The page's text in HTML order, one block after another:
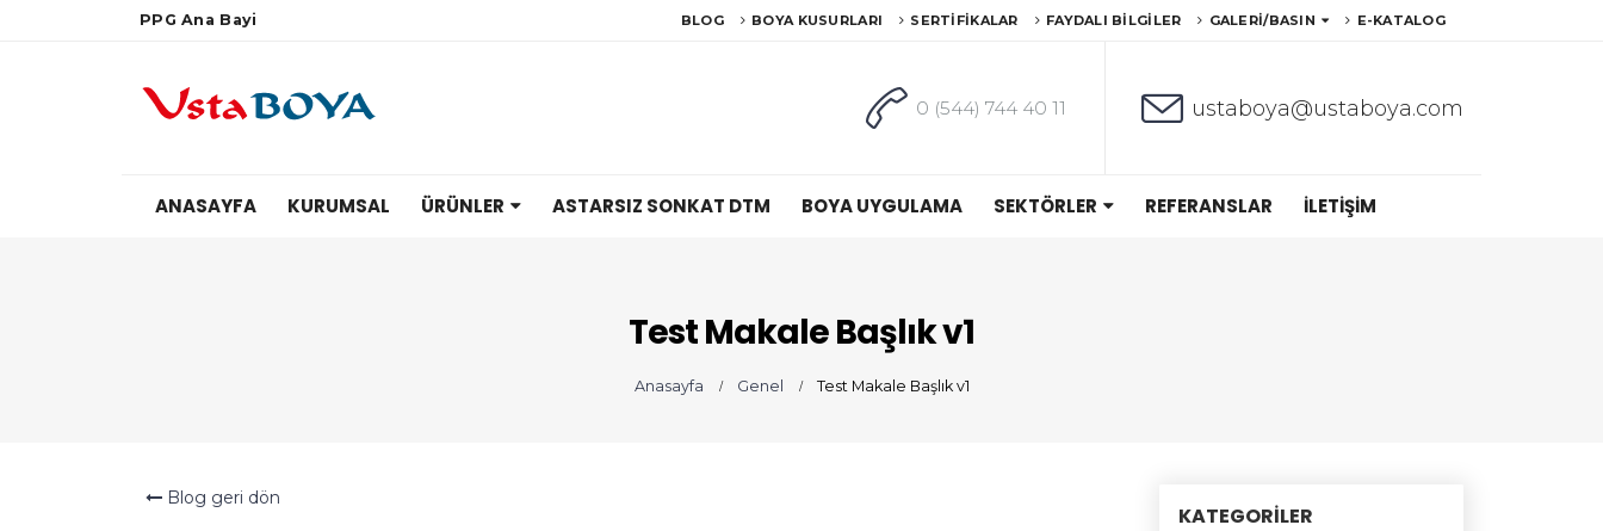
PPG Ana Bayi BLOG BOYA KUSURLARI SERTIFIKALAR FAYDALI BILGILER GALERI/BASIN E-KATALOG
0 (544) 744 40 11 ustaboya@ustaboya.com
ANASAYFA KURUMSAL ÜRÜNLER ASTARSIZ SONKAT DTM BOYA UYGULAMA SEKTÖRLER REFERANSLAR İLETIŞIM
Test Makale Başlık v1
Anasayfa Genel Test Makale Başlık v1
Blog geri dön
KATEGORILER